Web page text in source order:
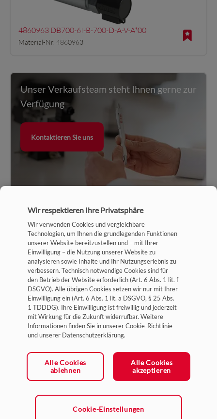
4860963 DB700-6I-B-700-D-A-V-A*00
Material-Nr. 4860963
Unser Verkaufsteam steht Ihnen gerne zur
Verfügung
Kontaktieren Sie uns
Impressum
Datenschutz
Allgemeine Geschäftsbedingungen
Cookie-Einstellungen
Ein Unternehmen der HYDAC Gruppe
Wir respektieren Ihre Privatsphäre
Wir verwenden Cookies und vergleichbare
Technologien, um Ihnen die grundlegenden Funktionen
unserer Website bereitzustellen und – mit Ihrer
Einwilligung – die Nutzung unserer Website zu
analysieren sowie Inhalte und Ihr Nutzungserlebnis zu
verbessern. Technisch notwendige Cookies sind für
den Betrieb der Website erforderlich (Art. 6 Abs. 1 lit. f
DSGVO). Alle übrigen Cookies setzen wir nur mit Ihrer
Einwilligung ein (Art. 6 Abs. 1 lit. a DSGVO, § 25 Abs.
1 TDDDG). Ihre Einwilligung ist freiwillig und jederzeit
mit Wirkung für die Zukunft widerrufbar. Weitere
Informationen finden Sie in unserer Cookie-Richtlinie
und unserer Datenschutzerklärung.
Alle Cookies
akzeptieren
Alle Cookies
ablehnen
Cookie-Einstellungen